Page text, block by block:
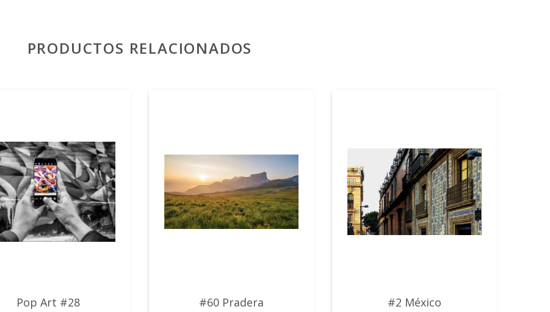
PRODUCTOS RELACIONADOS
Pop Art #28
#60 Pradera
#2 México